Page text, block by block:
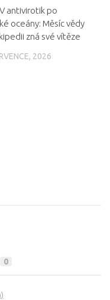
antivirotik po
oceány: Měsíc vědy
zná své vítěze
2026
0